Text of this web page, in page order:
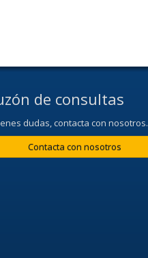
de consultas
dudas, contacta con nosotros.
Contacta con nosotros